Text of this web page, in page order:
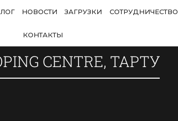
НОВОСТИ ЗАГРУЗКИ СОТРУДНИЧЕСТВО
КОНТАКТЫ
CENTRE, ТАРТУ